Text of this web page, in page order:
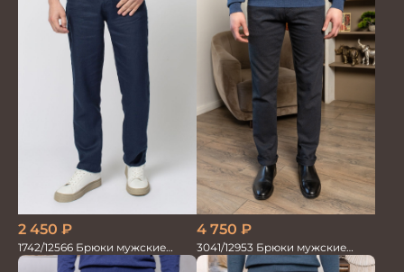
2 450 ₽
1742/12566 Брюки мужские
100%лён т.синие
4 750 ₽
3041/12953 Брюки мужские
парламент